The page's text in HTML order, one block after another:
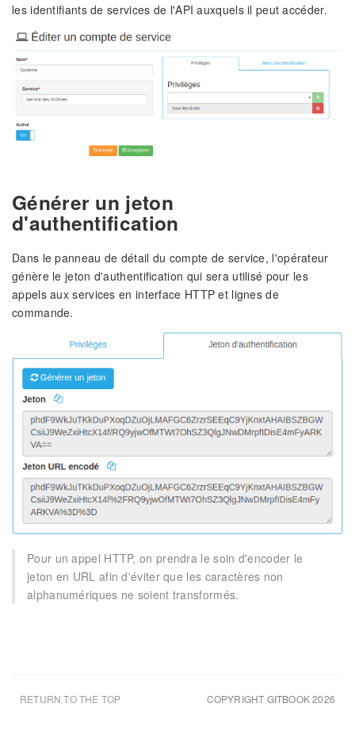
les identifiants de services de l'API auxquels il peut accéder.
Générer un jeton
d'authentification
Dans le panneau de détail du compte de service, l'opérateur
génère le jeton d'authentification qui sera utilisé pour les
appels aux services en interface HTTP et lignes de
commande.
Pour un appel HTTP, on prendra le soin d'encoder le
jeton en URL afin d'éviter que les caractères non
alphanumériques ne soient transformés.
COPYRIGHT GITBOOK 2026
RETURN TO THE TOP